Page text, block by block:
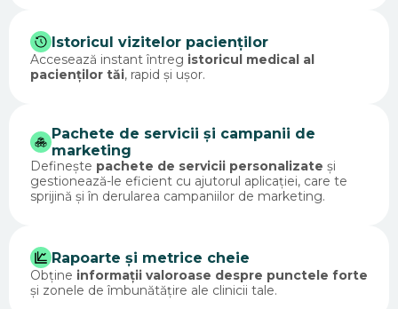
Istoricul vizitelor pacienților
Accesează instant întreg istoricul medical al
pacienților tăi, rapid și ușor.
Pachete de servicii și campanii de
marketing
Definește pachete de servicii personalizate și
gestionează-le eficient cu ajutorul aplicației, care te
sprijină și în derularea campaniilor de marketing.
Rapoarte și metrice cheie
Obține informații valoroase despre punctele forte
și zonele de îmbunătățire ale clinicii tale.